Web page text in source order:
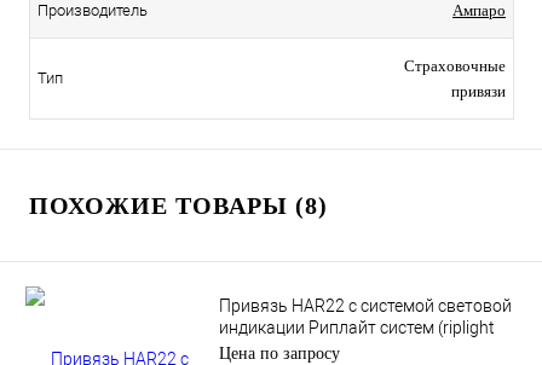
Производитель Ампаро
Тип
Страховочные
привязи
ПОХОЖИЕ ТОВАРЫ (8)
Привязь HAR22 с системой световой
индикации Риплайт систем (riplight
system II) - 2 точки крепления
Цена по запросу